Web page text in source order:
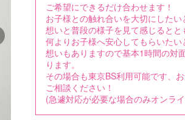
ご希望にできるだけ合わせます！
お子様との触れ合いを大切にしたい
想いと普段の様子を見て感じるとと
何よりお子様へ安心してもらいたい
想いもありますので基本1時間の対
ります。
その場合も東京BS利用可能です、
ご相談ください！
(急遽対応が必要な場合のみオンラ